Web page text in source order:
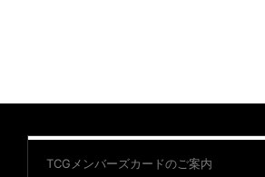
TCGメンバーズカードのご案内